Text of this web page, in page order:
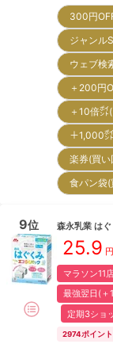
300円
ジャンル
ウェブ検
＋200円
＋10倍
＋1,000
楽券(買
食パン
9位 森永乳業 は
25.9
マラソン11
最強翌日(＋
定期3ショ
2974ポイント